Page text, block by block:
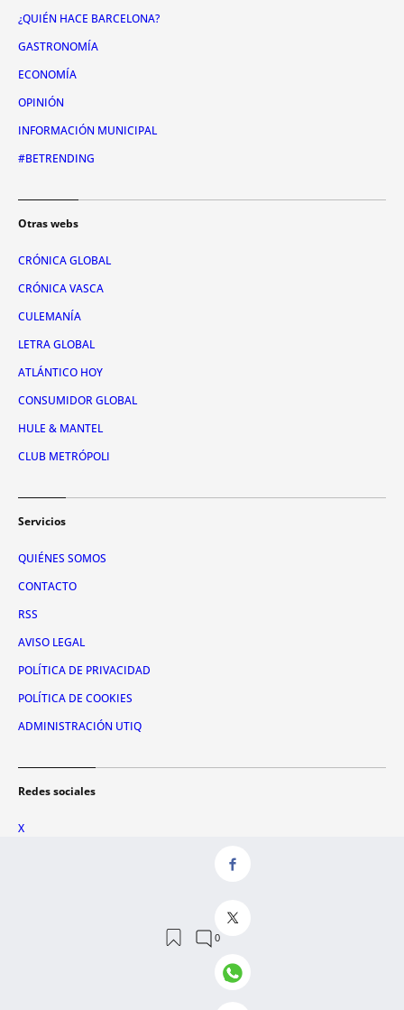
¿QUIÉN HACE BARCELONA?
GASTRONOMÍA
ECONOMÍA
OPINIÓN
INFORMACIÓN MUNICIPAL
#BETRENDING
Otras webs
CRÓNICA GLOBAL
CRÓNICA VASCA
CULEMANÍA
LETRA GLOBAL
ATLÁNTICO HOY
CONSUMIDOR GLOBAL
HULE & MANTEL
CLUB METRÓPOLI
Servicios
QUIÉNES SOMOS
CONTACTO
RSS
AVISO LEGAL
POLÍTICA DE PRIVACIDAD
POLÍTICA DE COOKIES
ADMINISTRACIÓN UTIQ
Redes sociales
X